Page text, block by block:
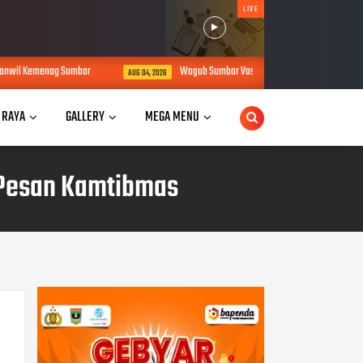
LIVE
Sumbar AUG 04, 2026 Wagub Sumbar Vasko Ruseimy Pimpin Langsung
GALLERY MEGA MENU
Kamtibmas